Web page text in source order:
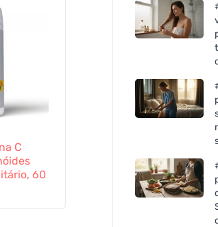
C
60
Neobotanics Lipo C
espinheiro-marinho
cápsulas) - forma